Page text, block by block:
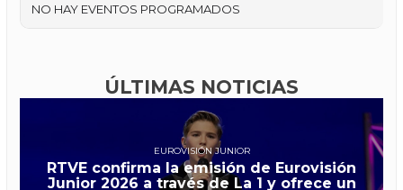
NO HAY EVENTOS PROGRAMADOS
ÚLTIMAS NOTICIAS
EUROVISIÓN JUNIOR
RTVE confirma la emisión de Eurovisión
Junior 2026 a través de La 1 y ofrece un